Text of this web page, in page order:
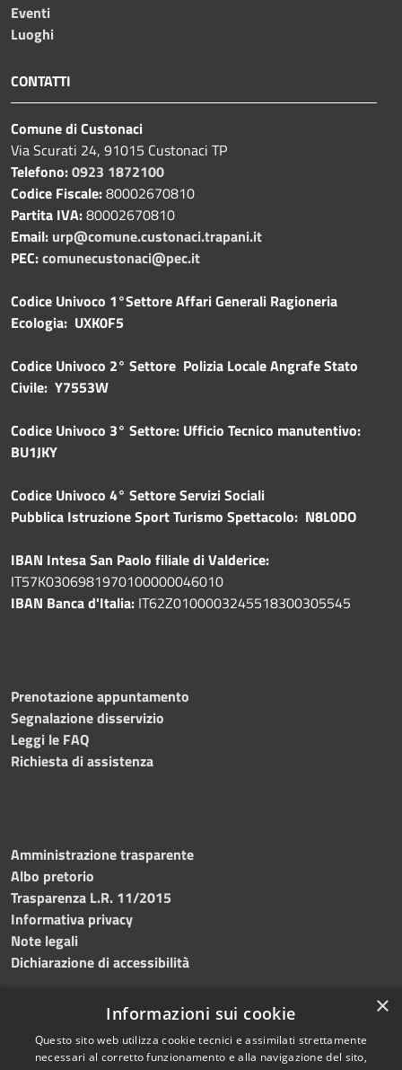
Eventi
Luoghi
CONTATTI
Comune di Custonaci
Via Scurati 24, 91015 Custonaci TP
Telefono:0923 1872100
Codice Fiscale:80002670810
Partita IVA:80002670810
Email: urp@comune.custonaci.trapani.it
PEC:comunecustonaci@pec.it
Codice Univoco 1°Settore Affari Generali Ragioneria
Ecologia: UXK0F5
Codice Univoco 2° Settore Polizia Locale Angrafe Stato
Civile: Y7553W
Codice Univoco 3° Settore: Ufficio Tecnico manutentivo:
BU1JKY
Codice Univoco 4° Settore Servizi Sociali
Pubblica Istruzione Sport Turismo Spettacolo: N8L0DO
IBAN Intesa San Paolo filiale di Valderice:
IT57K0306981970100000046010
IBAN Banca d'Italia: IT62Z0100003245518300305545
Prenotazione appuntamento
Segnalazione disservizio
Leggi le FAQ
Richiesta di assistenza
Amministrazione trasparente
Albo pretorio
Trasparenza L.R. 11/2015
Informativa privacy
Note legali
Dichiarazione di accessibilità
RSS
Copyright © 2026 • Comune di
×
Informazioni sui cookie
Questo sito web utilizza cookie tecnici e assimilati strettamente
necessari al corretto funzionamento e alla navigazione del sito,